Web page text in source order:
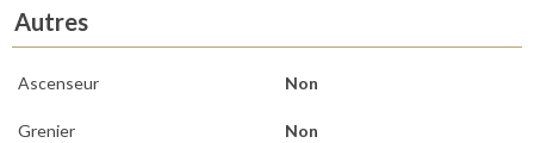
Autres
Ascenseur Non
Grenier Non